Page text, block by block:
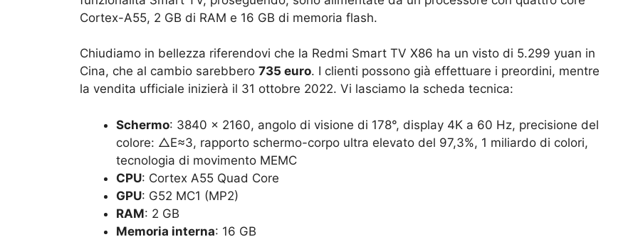
Cortex-A55, 2 GB di RAM e 16 GB di memoria flash.
Chiudiamo in bellezza riferendovi che la Redmi Smart TV X86 ha un visto di 5.299 yuan in
Cina, che al cambio sarebbero 735 euro. I clienti possono già effettuare i preordini, mentre
la vendita ufficiale inizierà il 31 ottobre 2022. Vi lasciamo la scheda tecnica:
Schermo: 3840 × 2160, angolo di visione di 178°, display 4K a 60 Hz, precisione del
colore: △E≈3, rapporto schermo-corpo ultra elevato del 97,3%, 1 miliardo di colori,
tecnologia di movimento MEMC
CPU: Cortex A55 Quad Core
GPU: G52 MC1 (MP2)
RAM: 2 GB
Memoria interna: 16 GB